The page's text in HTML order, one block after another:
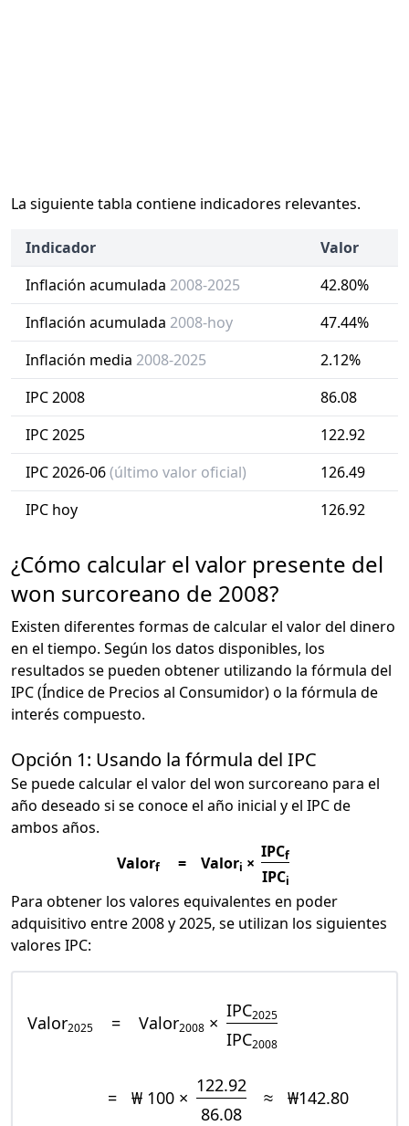
La siguiente tabla contiene indicadores relevantes.
Indicador
Valor
Inflación acumulada 2008-2025
42.80%
Inflación acumulada 2008-hoy
47.44%
Inflación media 2008-2025
2.12%
IPC 2008
86.08
IPC 2025
122.92
IPC 2026-06(último valor oficial)
126.49
IPC hoy
126.92
¿Cómo calcular el valor presente del
won surcoreano de 2008?
Existen diferentes formas de calcular el valor del dinero
en el tiempo. Según los datos disponibles, los
resultados se pueden obtener utilizando la fórmula del
IPC (Índice de Precios al Consumidor) o la fórmula de
interés compuesto.
Opción 1: Usando la fórmula del IPC
Se puede calcular el valor del won surcoreano para el
año deseado si se conoce el año inicial y el IPC de
ambos años.
Valorf = Valori ×
IPCf
IPCi
Para obtener los valores equivalentes en poder
adquisitivo entre 2008 y 2025, se utilizan los siguientes
valores IPC:
Valor2025 = Valor2008 ×
IPC2025
IPC2008
= ₩ 100 ×
122.92
86.08
≈ ₩142.80